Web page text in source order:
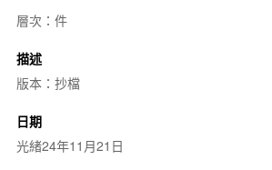
層次：件
描述
版本：抄檔
日期
光緒24年11月21日